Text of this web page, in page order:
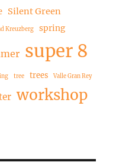
Silent Green
Kreuzberg spring
super 8
tree trees Valle Gran Rey
workshop